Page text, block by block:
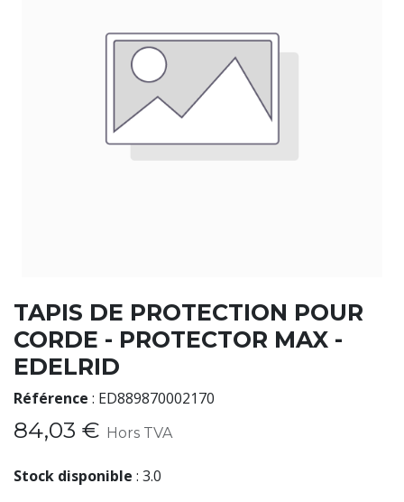
TAPIS DE PROTECTION POUR
CORDE - PROTECTOR MAX -
EDELRID
Référence : ED889870002170
84,03 € Hors TVA
Stock disponible : 3.0